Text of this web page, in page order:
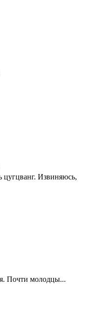
Извиняюсь,
Почти молодцы...